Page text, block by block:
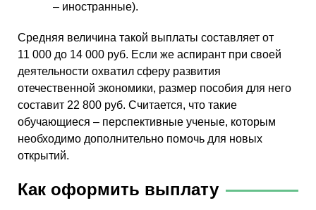
– иностранные).
Средняя величина такой выплаты составляет от
11 000 до 14 000 руб. Если же аспирант при своей
деятельности охватил сферу развития
отечественной экономики, размер пособия для него
составит 22 800 руб. Считается, что такие
обучающиеся – перспективные ученые, которым
необходимо дополнительно помочь для новых
открытий.
Как оформить выплату